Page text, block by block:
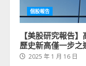
個股報告
【美股研究報告
歷史新高僅一步之
2025 年 1 月 16 日